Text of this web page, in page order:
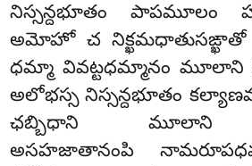
నిస్సన్దభూతం పాపమూలం
అమోహో చ
ధమ్మా వివట్టధమ్మానం
అలోభస్స నిస్సన్దభూతం
ఛబ్బిధాని మూలాని
అసహజాతానంపి